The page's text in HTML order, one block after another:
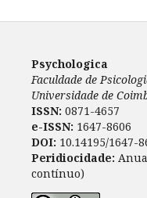
Psychologica
Faculdade de
Universidade de
ISSN: 0871-4657
e-ISSN: 1647-8606
DOI: 10.14195/1647-
Peridiocidade:
contínuo)